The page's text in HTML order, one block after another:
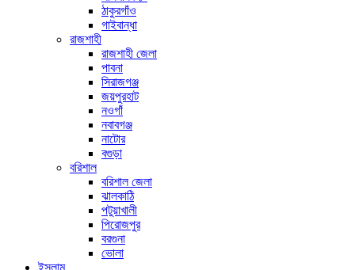
ঠাকুরগাঁও
গাইবান্ধা
রাজশাহী
রাজশাহী জেলা
পাবনা
সিরাজগঞ্জ
জয়পুরহাট
নওগাঁ
নবাবগঞ্জ
নাটোর
বগুড়া
বরিশাল
বরিশাল জেলা
ঝালকাঠি
পটুয়াখালী
পিরোজপুর
বরগুনা
ভোলা
ইসলাম